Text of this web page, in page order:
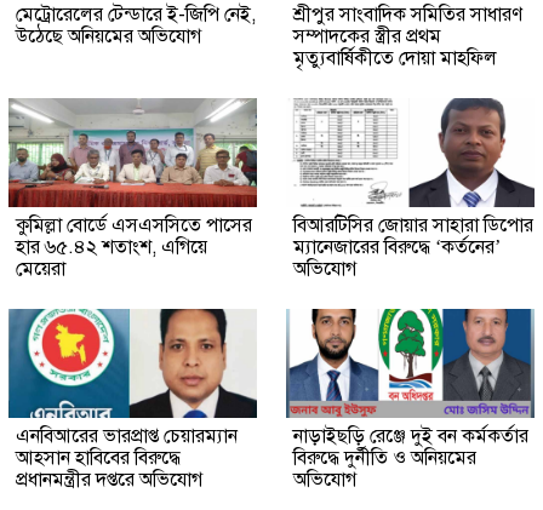
মেট্রোরেলের টেন্ডারে ই-জিপি নেই,
উঠেছে অনিয়মের অভিযোগ
শ্রীপুর সাংবাদিক সমিতির সাধারণ
সম্পাদকের স্ত্রীর প্রথম
মৃত্যুবার্ষিকীতে দোয়া মাহফিল
কুমিল্লা বোর্ডে এসএসসিতে পাসের
হার ৬৫.৪২ শতাংশ, এগিয়ে
মেয়েরা
বিআরটিসির জোয়ার সাহারা ডিপোর
ম্যানেজারের বিরুদ্ধে ‘কর্তনের’
অভিযোগ
এনবিআরের ভারপ্রাপ্ত চেয়ারম্যান
আহসান হাবিবের বিরুদ্ধে
প্রধানমন্ত্রীর দপ্তরে অভিযোগ
নাড়াইছড়ি রেঞ্জে দুই বন কর্মকর্তার
বিরুদ্ধে দুর্নীতি ও অনিয়মের
অভিযোগ